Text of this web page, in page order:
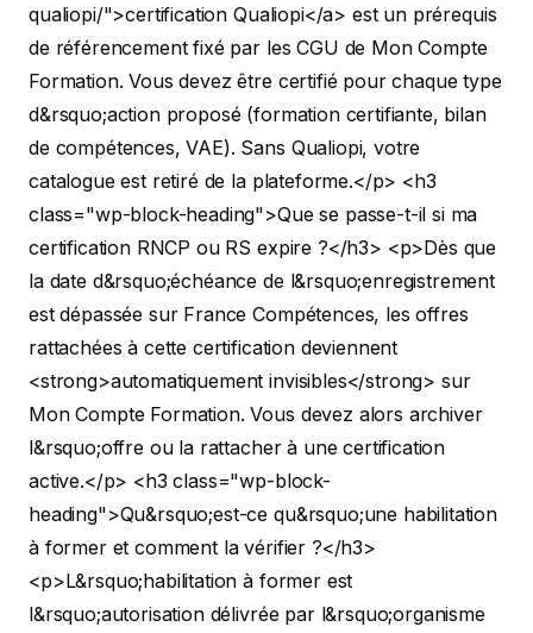
qualiopi/">certification Qualiopi</a> est un prérequis
de référencement fixé par les CGU de Mon Compte
Formation. Vous devez être certifié pour chaque type
d&rsquo;action proposé (formation certifiante, bilan
de compétences, VAE). Sans Qualiopi, votre
catalogue est retiré de la plateforme.</p> <h3
class="wp-block-heading">Que se passe-t-il si ma
certification RNCP ou RS expire ?</h3> <p>Dès que
la date d&rsquo;échéance de l&rsquo;enregistrement
est dépassée sur France Compétences, les offres
rattachées à cette certification deviennent
<strong>automatiquement invisibles</strong> sur
Mon Compte Formation. Vous devez alors archiver
l&rsquo;offre ou la rattacher à une certification
active.</p> <h3 class="wp-block-
heading">Qu&rsquo;est-ce qu&rsquo;une habilitation
à former et comment la vérifier ?</h3>
<p>L&rsquo;habilitation à former est
l&rsquo;autorisation délivrée par l&rsquo;organisme